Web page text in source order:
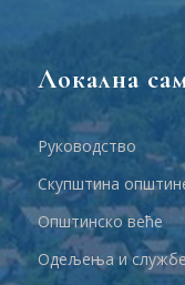
Локална
Руководство
Скупштина
Општинско веће
Одељења и